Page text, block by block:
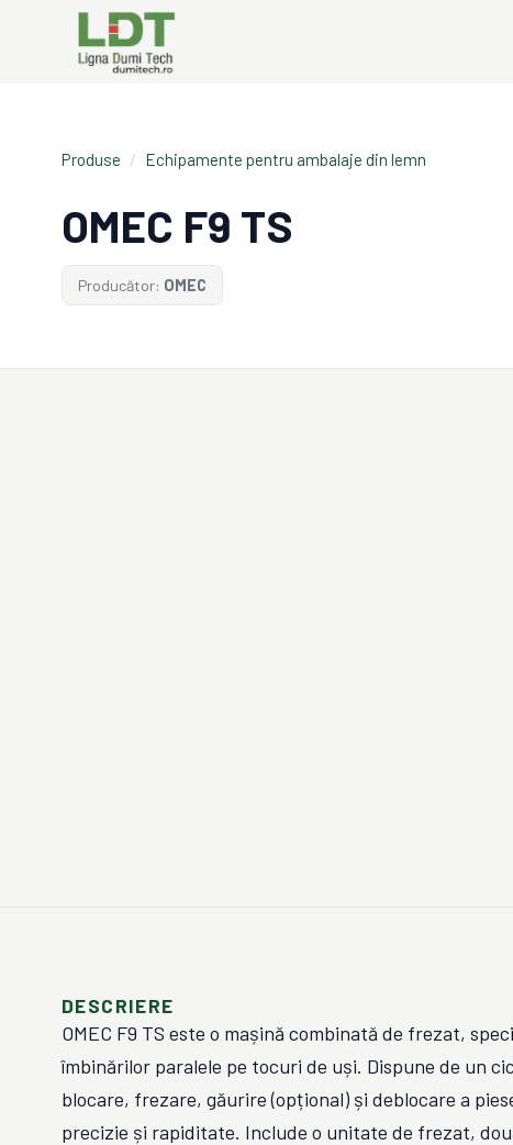
Produse / Echipamente pentru ambalaje din lemn
OMEC F9 TS
Producător: OMEC
DESCRIERE
OMEC F9 TS este o mașină combinată de frezat,
îmbinărilor paralele pe tocuri de uși. Dispune de un
blocare, frezare, găurire (opțional) și deblocare a
precizie și rapiditate. Include o unitate de frezat,